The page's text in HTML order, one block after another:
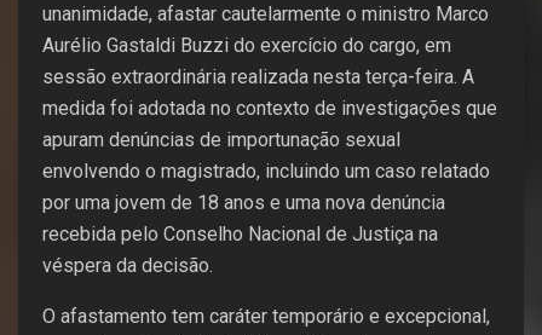
unanimidade, afastar cautelarmente o ministro Marco
Aurélio Gastaldi Buzzi do exercício do cargo, em
sessão extraordinária realizada nesta terça-feira. A
medida foi adotada no contexto de investigações que
apuram denúncias de importunação sexual
envolvendo o magistrado, incluindo um caso relatado
por uma jovem de 18 anos e uma nova denúncia
recebida pelo Conselho Nacional de Justiça na
véspera da decisão.
O afastamento tem caráter temporário e excepcional,